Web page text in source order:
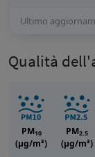
Ultimo
Qualità
PM10
(μg/m³)
PM2.5
(μg/m³)